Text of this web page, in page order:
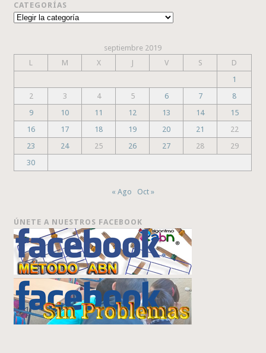
CATEGORÍAS
Categorías
septiembre 2019
L
M X J V S
D
1
2
3 4 5 6 7
8
9
10 11 12 13 14
15
16
17 18 19 20 21
22
23
24 25 26 27 28
29
30
« Ago Oct »
ÚNETE A NUESTROS FACEBOOK